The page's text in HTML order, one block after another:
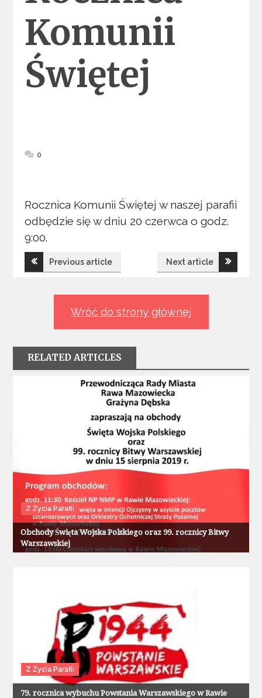
Komunii
Świętej
0
Rocznica Komunii Świętej w naszej parafii
odbędzie się w dniu 20 czerwca o godz.
9:00.
Nawigacja
Previous article Next article
Wróć do strony głównej
RELATED ARTICLES
Z Życia Parafii
Obchody Święta Wojska Polskiego oraz 99. rocznicy Bitwy
Warszawskiej
Z Życia Parafii
79. rocznica wybuchu Powstania Warszawskiego w Rawie